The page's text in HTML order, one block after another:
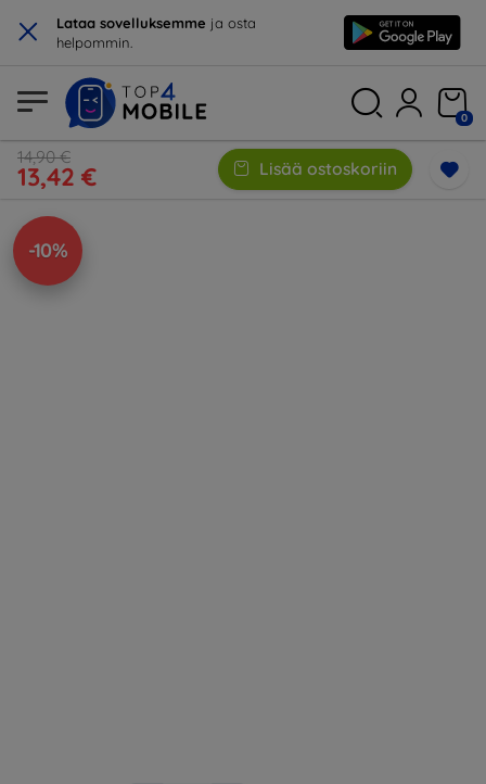
× Lataa sovelluksemme ja osta
helpommin.
0
14,90 €
13,42 € Lisää ostoskoriin
-10%